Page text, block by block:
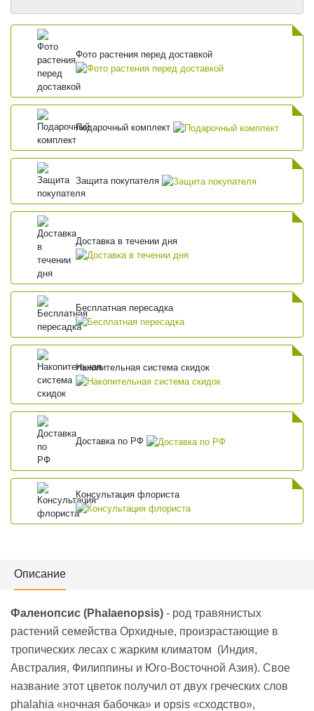
Фото растения перед доставкой
Подарочный комплект
Защита покупателя
Доставка в течении дня
Бесплатная пересадка
Накопительная система скидок
Доставка по РФ
Консультация флориста
Описание
Фаленопсис (Phalaenopsis) - род травянистых
растений семейства Орхидные, произрастающие в
тропических лесах с жарким климатом (Индия,
Австралия, Филиппины и Юго-Восточной Азия). Свое
название этот цветок получил от двух греческих слов
phalahia «ночная бабочка» и opsis «сходство»,